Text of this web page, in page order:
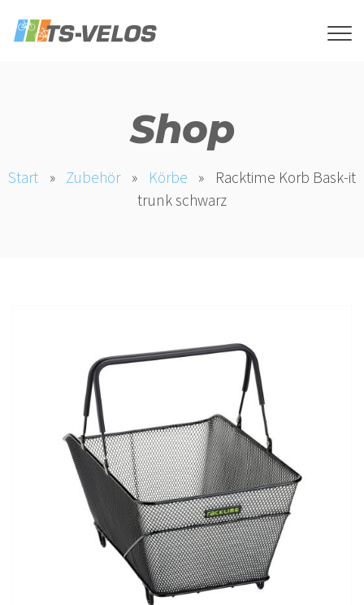
Shop
Start » Zubehör » Körbe »
Racktime Korb Bask-it
trunk schwarz